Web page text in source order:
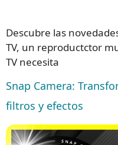
Descubre las
TV, un reproductctor
TV necesita
Snap Camera:
filtros y efectos